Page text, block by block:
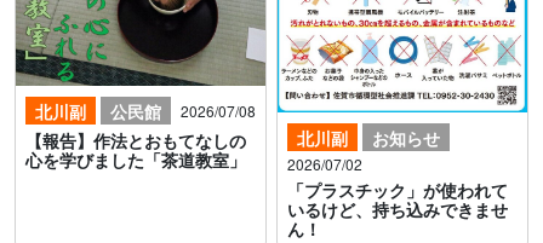
北川副 公民館 2026/07/08
【報告】作法とおもてなしの
心を学びました「茶道教室」
北川副 お知らせ
2026/07/02
「プラスチック」が使われて
いるけど、持ち込みできませ
ん！